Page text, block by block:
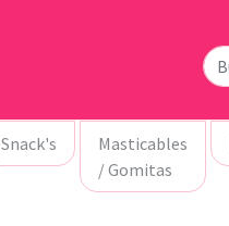
Snack's
Masticables
/ Gomitas